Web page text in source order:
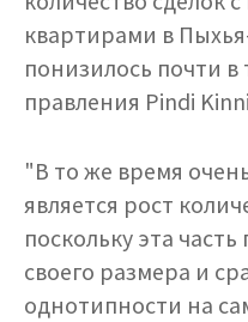
квартирами в
понизилось почти в
правления Pindi
"В то же время
является рост
поскольку эта
своего размера и
однотипности на